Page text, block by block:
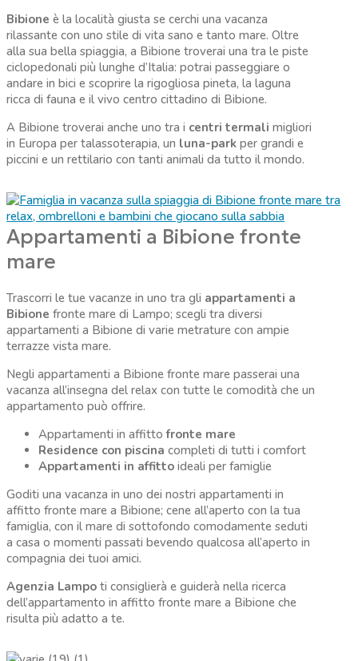
Bibione è la località giusta se cerchi una vacanza
rilassante con uno stile di vita sano e tanto mare. Oltre
alla sua bella spiaggia, a Bibione troverai una tra le piste
ciclopedonali più lunghe d’Italia: potrai passeggiare o
andare in bici e scoprire la rigogliosa pineta, la laguna
ricca di fauna e il vivo centro cittadino di Bibione.
A Bibione troverai anche uno tra i centri termali migliori
in Europa per talassoterapia, un luna-park per grandi e
piccini e un rettilario con tanti animali da tutto il mondo.
Appartamenti a Bibione fronte
mare
Trascorri le tue vacanze in uno tra gli appartamenti a
Bibione fronte mare di Lampo; scegli tra diversi
appartamenti a Bibione di varie metrature con ampie
terrazze vista mare.
Negli appartamenti a Bibione fronte mare passerai una
vacanza all’insegna del relax con tutte le comodità che un
appartamento può offrire.
Appartamenti in affittofronte mare
Residence con piscina completi di tutti i comfort
Appartamenti in affitto ideali per famiglie
Goditi una vacanza in uno dei nostri appartamenti in
affitto fronte mare a Bibione; cene all’aperto con la tua
famiglia, con il mare di sottofondo comodamente seduti
a casa o momenti passati bevendo qualcosa all’aperto in
compagnia dei tuoi amici.
Agenzia Lampo ti consiglierà e guiderà nella ricerca
dell’appartamento in affitto fronte mare a Bibione che
risulta più adatto a te.